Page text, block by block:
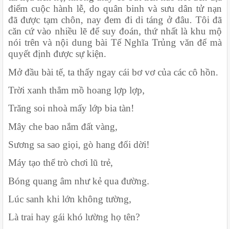
điểm cuộc hành lễ, do quân binh và sưu dân tử nạn
đã được tạm chôn, nay đem đi di táng ở đâu. Tôi đã
căn cứ vào nhiều lẽ để suy đoán, thứ nhất là khu mộ
nói trên và nội dung bài Tế Nghĩa Trủng văn để mà
quyết định được sự kiện.
Mở đầu bài tế, ta thấy ngay cái bơ vơ của các cô hồn.
Trời xanh thẳm mồ hoang lợp lợp,
Trăng soi nhoà mấy lớp bia tàn!
Mây che bao nắm đất vàng,
Sương sa sao giọi, gò hang đổi dời!
Máy tạo thể trò chơi lũ trẻ,
Bóng quang âm như kẻ qua đường.
Lúc sanh khi lớn không tường,
Là trai hay gái khó lường họ tên?